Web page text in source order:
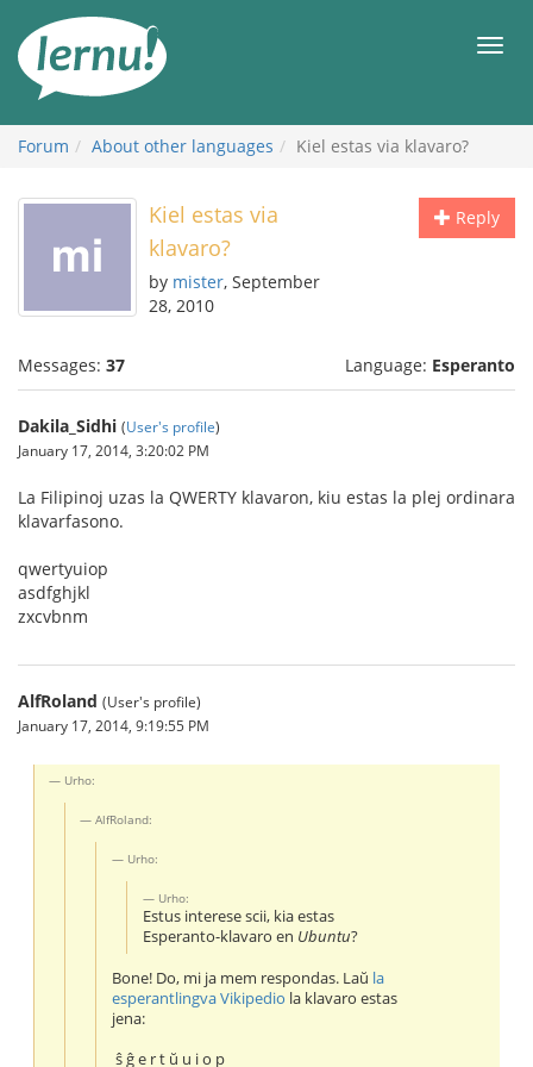
the
content
Forum About other languages Kiel estas via klavaro?
Reply
Kiel estas via
klavaro?
by mister, September
28, 2010
Messages: 37 Language: Esperanto
Dakila_Sidhi (User's profile)
January 17, 2014, 3:20:02 PM
La Filipinoj uzas la QWERTY klavaron, kiu estas la plej ordinara
klavarfasono.
qwertyuiop
asdfghjkl
zxcvbnm
AlfRoland (User's profile)
January 17, 2014, 9:19:55 PM
Urho:
AlfRoland:
Urho:
Urho:
Estus interese scii, kia estas
Esperanto-klavaro en Ubuntu?
Bone! Do, mi ja mem respondas. Laŭ la
esperantlingva Vikipedio la klavaro estas
jena:
ŝ ĝ e r t ŭ u i o p